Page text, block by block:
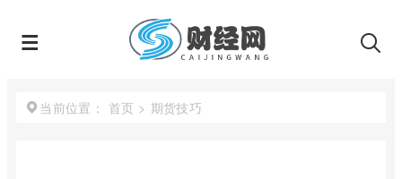
当前位置： 首页 > 期货技巧